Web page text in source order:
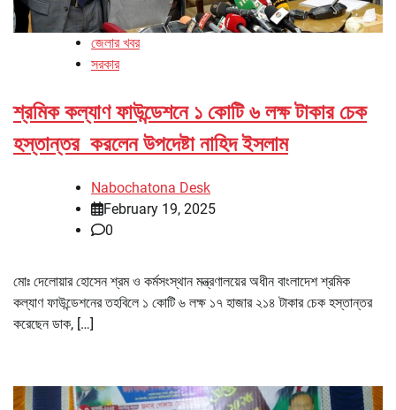
জেলার খবর
সরকার
শ্রমিক কল্যাণ ফাউন্ডেশনে ১ কোটি ৬ লক্ষ টাকার চেক
হস্তান্তর করলেন উপদেষ্টা নাহিদ ইসলাম
Nabochatona Desk
February 19, 2025
0
মোঃ দেলোয়ার হোসেন শ্রম ও কর্মসংস্থান মন্ত্রণালয়ের অধীন বাংলাদেশ শ্রমিক
কল্যাণ ফাউন্ডেশনের তহবিলে ১ কোটি ৬ লক্ষ ১৭ হাজার ২১৪ টাকার চেক হস্তান্তর
করেছেন ডাক, […]